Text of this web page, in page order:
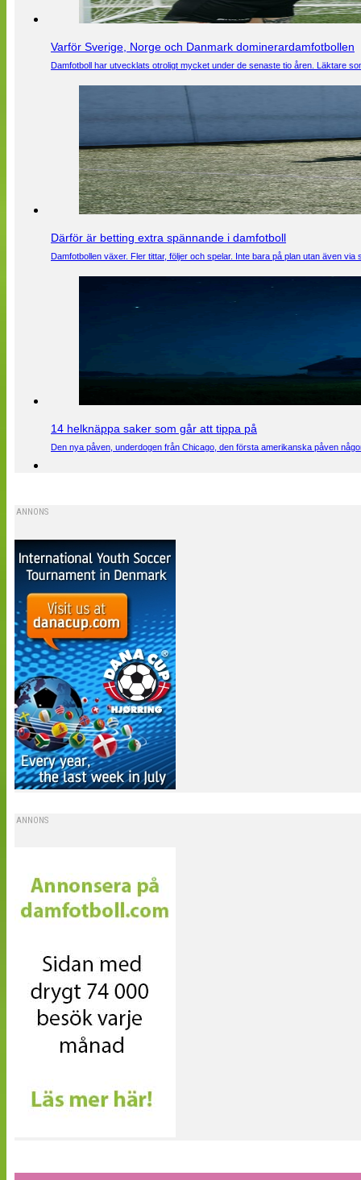
Varför Sverige, Norge och Danmark dominerardamfotbollen
Damfotboll har utvecklats otroligt mycket under de senaste tio åren. Läktare
Därför är betting extra spännande i damfotboll
Damfotbollen växer. Fler tittar, följer och spelar. Inte bara på plan utan även
14 helknäppa saker som går att tippa på
Den nya påven, underdogen från Chicago, den första amerikanska påven
ANNONS
ANNONS